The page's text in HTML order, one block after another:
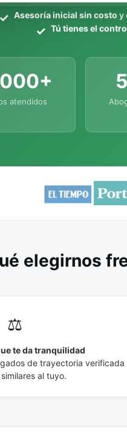
Asesoría inicial sin costo y
Tú tienes el
atendidos
elegirnos
⚖️
te da tranquilidad
de trayectoria verificada
al tuyo.